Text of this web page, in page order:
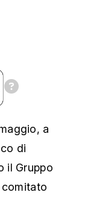
a
di
il Gruppo